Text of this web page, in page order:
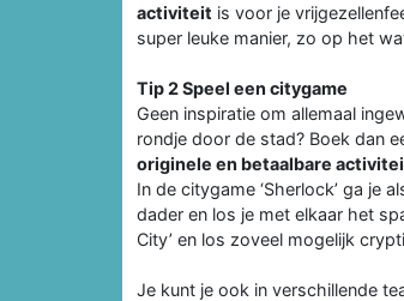
activiteit is voor je
super leuke manier, zo op het
Tip 2 Speel een citygame
Geen inspiratie om allemaal
rondje door de stad? Boek dan
originele en betaalbare
In de citygame ‘Sherlock’ ga je
dader en los je met elkaar het
City’ en los zoveel mogelijk
Je kunt je ook in verschillende